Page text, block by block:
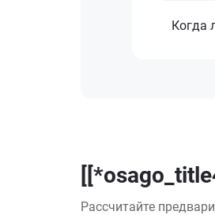
Когда
Рассчитайте